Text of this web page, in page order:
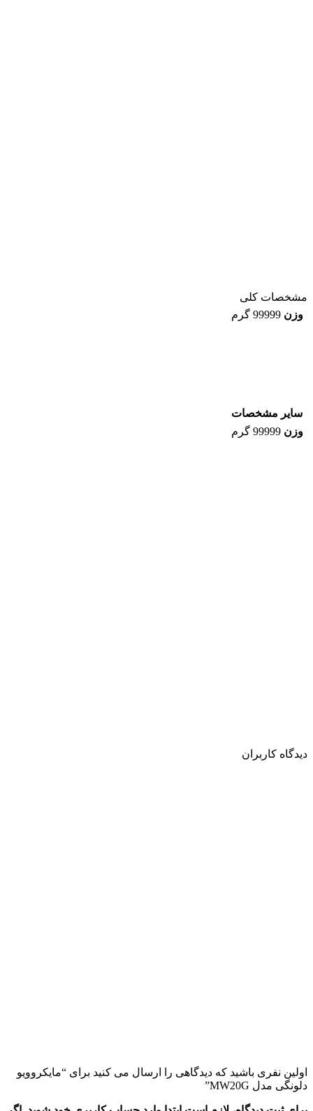
مشخصات کلی
وزن 99999 گرم
سایر مشخصات
وزن 99999 گرم
دیدگاه کاربران
اولین نفری باشید که دیدگاهی را ارسال می کنید برای “مایکروویو
دلونگی مدل MW20G”